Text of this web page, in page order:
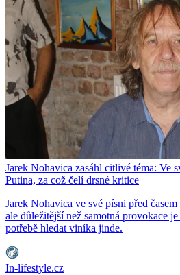
Jarek Nohavica zasáhl citlivé téma: Ve
Putina, za což čelí drsné kritice
Jarek Nohavica ve své písni před
ale důležitější než samotná provokace
potřebě hledat viníka jinde.
In-lifestyle.cz